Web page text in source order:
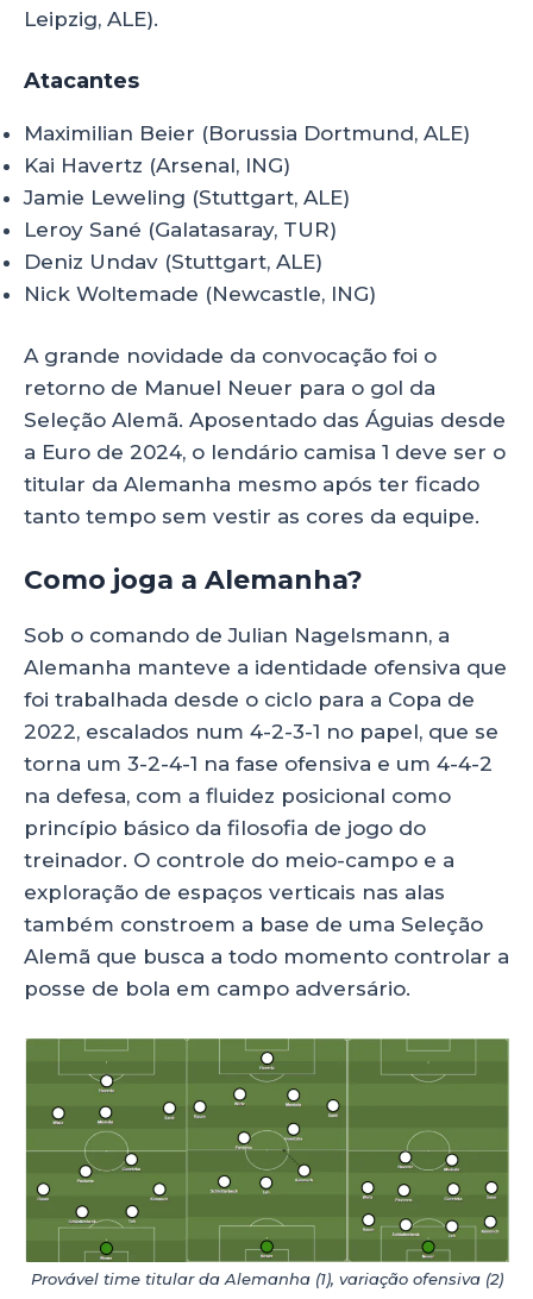
Leipzig, ALE).
Atacantes
Maximilian Beier (Borussia Dortmund, ALE)
Kai Havertz (Arsenal, ING)
Jamie Leweling (Stuttgart, ALE)
Leroy Sané (Galatasaray, TUR)
Deniz Undav (Stuttgart, ALE)
Nick Woltemade (Newcastle, ING)
A grande novidade da convocação foi o
retorno de Manuel Neuer para o gol da
Seleção Alemã. Aposentado das Águias desde
a Euro de 2024, o lendário camisa 1 deve ser o
titular da Alemanha mesmo após ter ficado
tanto tempo sem vestir as cores da equipe.
Como joga a Alemanha?
Sob o comando de Julian Nagelsmann, a
Alemanha manteve a identidade ofensiva que
foi trabalhada desde o ciclo para a Copa de
2022, escalados num 4-2-3-1 no papel, que se
torna um 3-2-4-1 na fase ofensiva e um 4-4-2
na defesa, com a fluidez posicional como
princípio básico da filosofia de jogo do
treinador. O controle do meio-campo e a
exploração de espaços verticais nas alas
também constroem a base de uma Seleção
Alemã que busca a todo momento controlar a
posse de bola em campo adversário.
Provável time titular da Alemanha (1), variação ofensiva (2)